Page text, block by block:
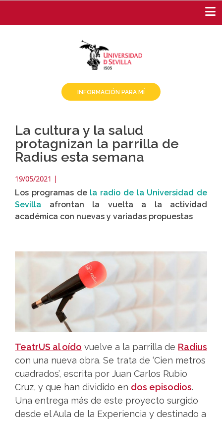
contenido
INFORMACIÓN PARA MÍ
La cultura y la salud
protagnizan la parrilla de
Radius esta semana
19/05/2021 |
Los programas de la radio de la Universidad de
Sevilla afrontan la vuelta a la actividad
académica con nuevas y variadas propuestas
TeatrUS al oído vuelve a la parrilla de Radius
con una nueva obra. Se trata de ‘Cien metros
cuadrados’, escrita por Juan Carlos Rubio
Cruz, y que han dividido en dos episodios.
Una entrega más de este proyecto surgido
desde el Aula de la Experiencia y destinado a